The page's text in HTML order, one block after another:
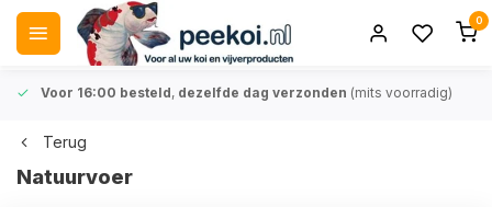
0
Voor 16:00 besteld, dezelfde dag verzonden (mits voorradig)
Terug
Natuurvoer